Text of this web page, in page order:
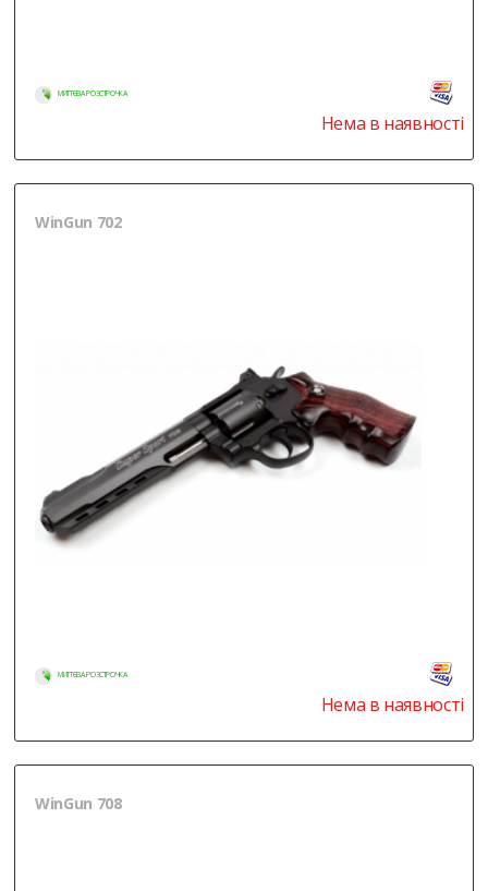
МИТТЄВА РОЗСТРОЧКА
Нема в наявності
WinGun 702
МИТТЄВА РОЗСТРОЧКА
Нема в наявності
WinGun 708